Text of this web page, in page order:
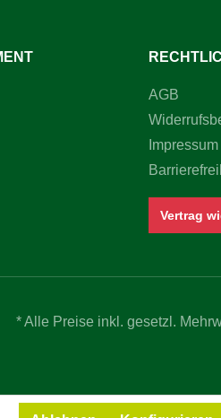
AGB
Impressum
Vertrag
* Alle Preise inkl. gesetzl.